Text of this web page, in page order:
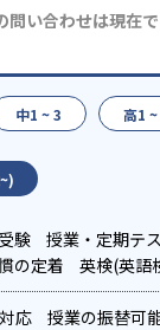
問い合わせは現在
中1 ~ 3 高1 ~
験 授業・定期テ
の定着 英検(英語
数学特化対策
応 授業の振替可